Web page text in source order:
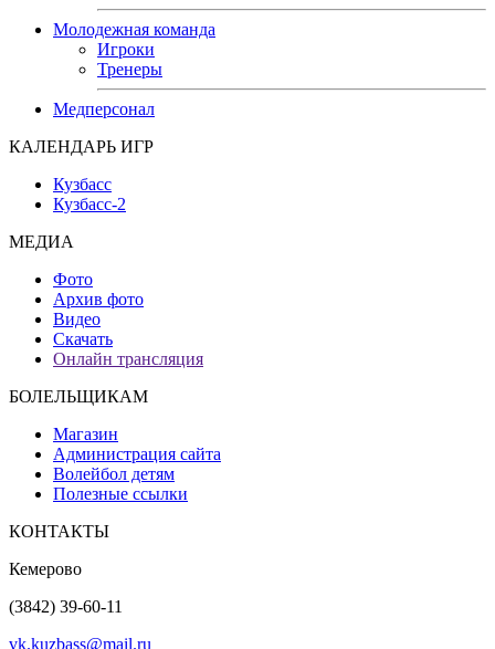
Молодежная команда
Игроки
Тренеры
Медперсонал
КАЛЕНДАРЬ ИГР
Кузбасс
Кузбасс-2
МЕДИА
Фото
Архив фото
Видео
Скачать
Онлайн трансляция
БОЛЕЛЬЩИКАМ
Магазин
Администрация сайта
Волейбол детям
Полезные ссылки
КОНТАКТЫ
Кемерово
(3842) 39-60-11
vk.kuzbass@mail.ru